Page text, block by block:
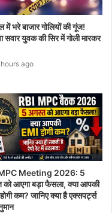
में भरे बाजार गोलियों की गूंज!
सवार युवक की सिर में गोली मारकर
ago
Meeting 2026: 5
आएगा बड़ा फैसला, क्या आपकी
कम? जानिए क्या है एक्सपर्ट्स